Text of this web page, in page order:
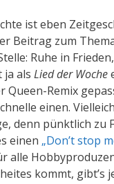
ist eben
Beitrag zum
Ruhe in
ja als Lied der Woche
Queen-Remix
einen.
denn pünktlich zu
einen „Don’t stop
alle
kommt, gibt’s